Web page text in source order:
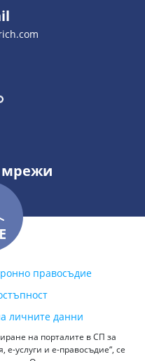
мрежи
правосъдие
личните данни
на порталите в СП за
услуги и е-правосъдие“, се